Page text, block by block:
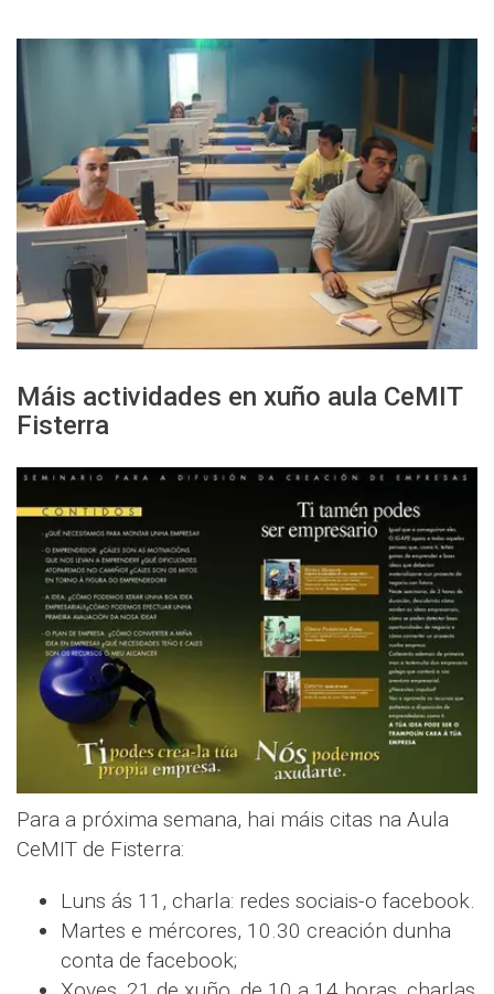
Máis actividades en xuño aula CeMIT
Fisterra
Para a próxima semana, hai máis citas na Aula
CeMIT de Fisterra:
Luns ás 11, charla: redes sociais-o facebook.
Martes e mércores, 10.30 creación dunha
conta de facebook;